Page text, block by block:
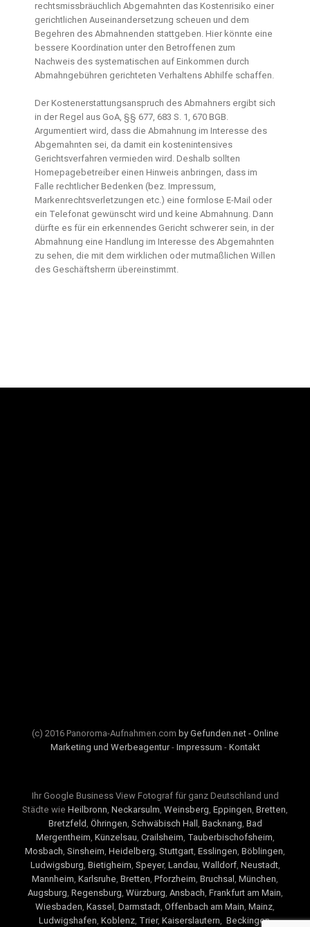
rechtsmissbräuchlich Abgemahnten das Kostenrisiko einer
gerichtlichen Auseinandersetzung scheuen und dem
Begehren des Abmahnenden stattgeben. Hier könnte eine
bessere Koordination unter den Betroffenen zum
Nachweis des systematischen auf Einkommen durch
Abmahngebühren gerichteten Verhaltens Abhilfe schaffen.
Der Kostenerstattungsanspruch des Abmahners ergibt sich
in der Regel aus GoA, §§ 677, 683 S. 1, 670 BGB.
Argumentiert wird, dass die Abmahnung im Interesse des
Abgemahnten sei, da damit ein kostenintensives
Gerichtsverfahren vermieden wird. Deshalb sollten
Homepagebetreiber einen Hinweis anbringen, dass im
Falle rechtlicher Bedenken (bez. Impressum,
Markenrechtsverletzungen etc.) eine formlose E-Mail oder
ein Telefonat gewünscht wird und keine Abmahnung. Dann
dürfte es für ein erkennendes Gericht schwerer sein, in der
Abmahnung eine Handlung im Interesse des Abgemahnten
zu sehen, die mit dem wirklichen oder mutmaßlichen Willen
des Geschäftsherrn übereinstimmt.
(c) 2016 Panoroma-Aufnahmen.com by Gefunden.net - Online
Marketing und Werbeagentur- Impressum - Kontakt
Ihr Google Business View Fotograf für ganz Deutschland und
Städte wie Heilbronn, Neckarsulm, Weinsberg, Eppingen, Bretten,
Bretzfeld, Öhringen, Schwäbisch Hall , Backnang, Bad
Mergentheim, Künzelsau, Crailsheim, Tauberbischofsheim,
Mosbach, Sinsheim, Heidelberg, Stuttgart, Esslingen, Böblingen,
Ludwigsburg, Bietigheim, Speyer, Landau, Walldorf, Neustadt,
Mannheim, Karlsruhe, Bretten, Pforzheim, Bruchsal , München,
Augsburg, Regensburg, Würzburg, Ansbach, Frankfurt am Main,
Wiesbaden, Kassel , Darmstadt, Offenbach am Main, Mainz,
Ludwigshafen, Koblenz, Trier, Kaiserslautern, Beckingen,